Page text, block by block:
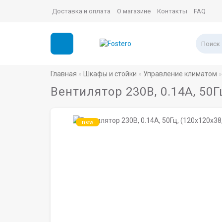
Доставка и оплата О магазине Контакты FAQ
Главная Шкафы и стойки Управление климатом
Вентилятор 230В, 0.14A,
new